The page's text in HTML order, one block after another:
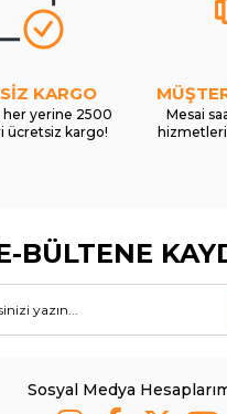
KARGO
her yerine 2500
ücretsiz kargo!
Mesai
BÜLTENE
Sosyal Medya